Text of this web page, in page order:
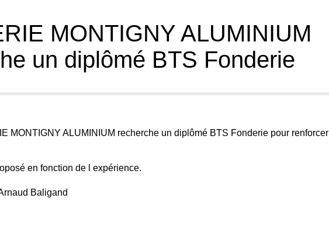
MONTIGNY ALUMINIUM
un diplômé BTS Fonderie
MONTIGNY ALUMINIUM recherche un diplômé BTS Fonderie pour renforcer
en fonction de l expérience.
Baligand